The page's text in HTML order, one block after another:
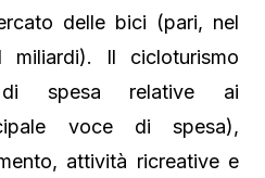
delle bici (pari, nel
miliardi). Il cicloturismo
di spesa relative ai
voce di spesa),
attività ricreative e